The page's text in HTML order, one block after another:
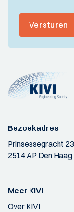
Versturen
Bezoekadres
Prinsessegracht 23
2514 AP Den Haag
Meer KIVI
Over KIVI